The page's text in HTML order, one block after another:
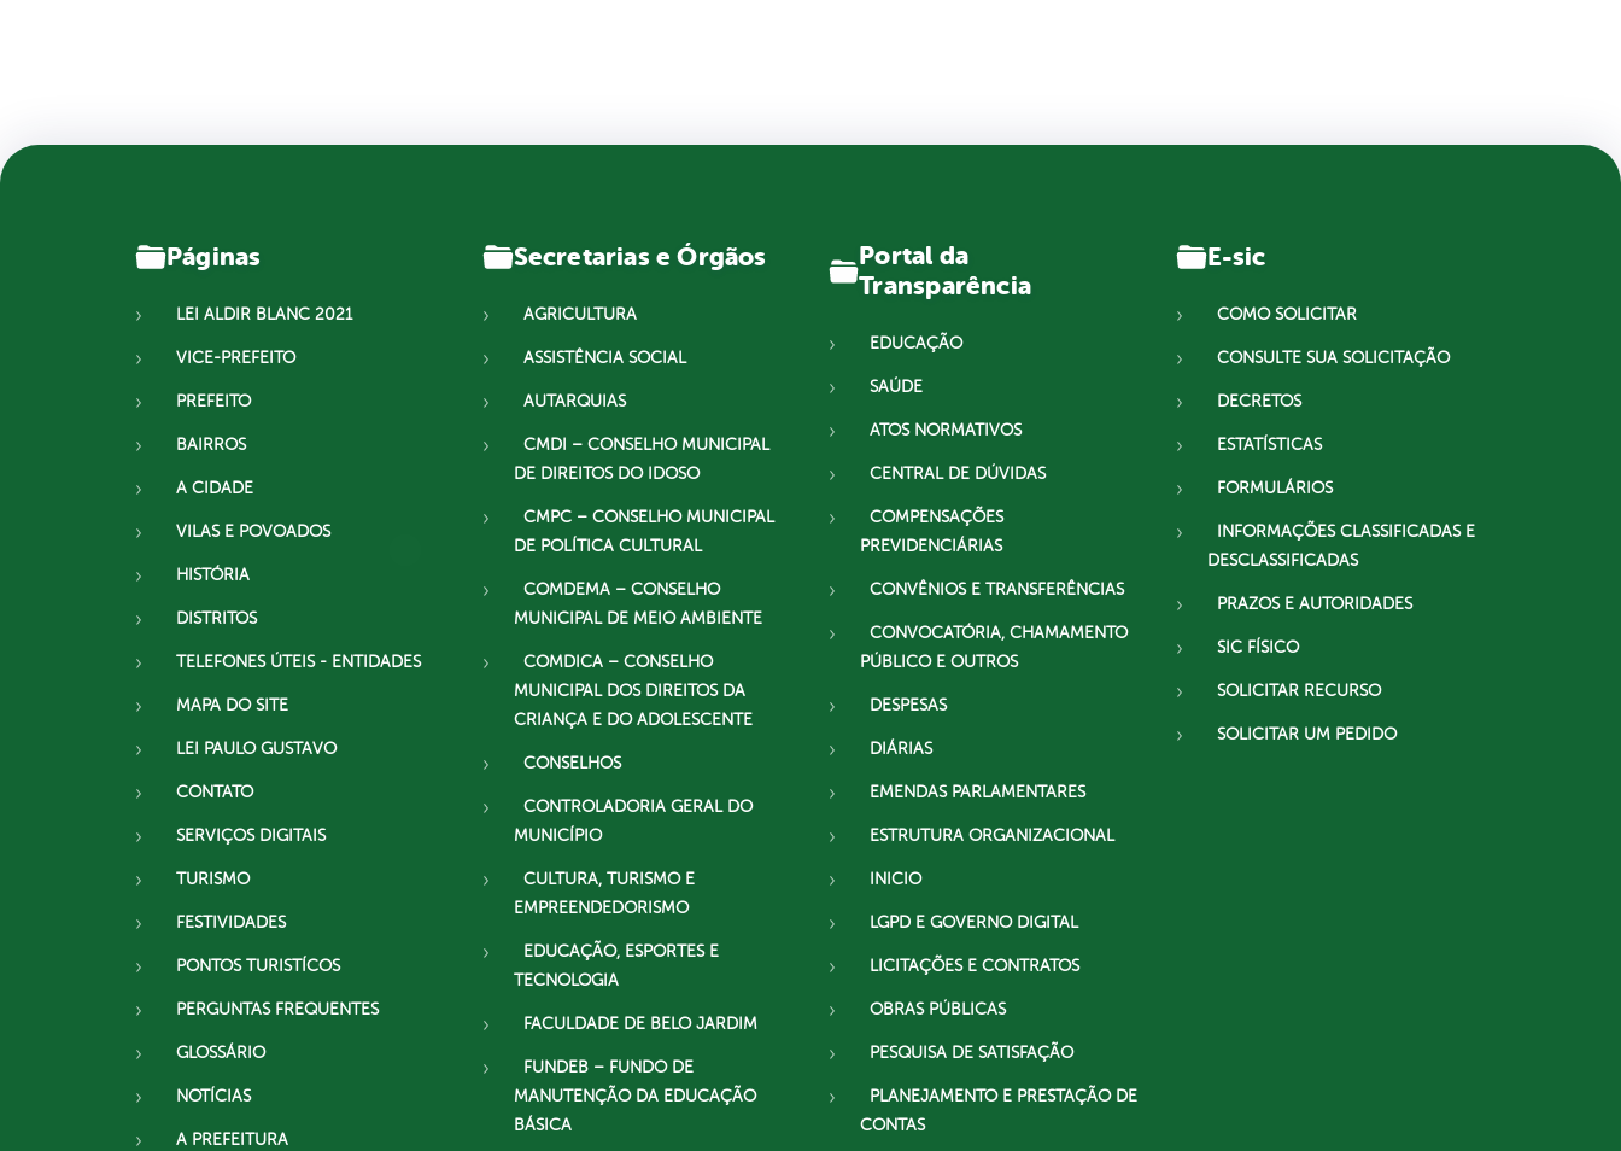
Páginas
LEI ALDIR BLANC 2021
VICE-PREFEITO
PREFEITO
BAIRROS
A CIDADE
VILAS E POVOADOS
HISTÓRIA
DISTRITOS
TELEFONES ÚTEIS - ENTIDADES
MAPA DO SITE
LEI PAULO GUSTAVO
CONTATO
SERVIÇOS DIGITAIS
TURISMO
FESTIVIDADES
PONTOS TURISTÍCOS
PERGUNTAS FREQUENTES
GLOSSÁRIO
NOTÍCIAS
A PREFEITURA
Secretarias e Órgãos
AGRICULTURA
ASSISTÊNCIA SOCIAL
AUTARQUIAS
CMDI – CONSELHO MUNICIPAL
DE DIREITOS DO IDOSO
CMPC – CONSELHO MUNICIPAL
DE POLÍTICA CULTURAL
COMDEMA – CONSELHO
MUNICIPAL DE MEIO AMBIENTE
COMDICA – CONSELHO
MUNICIPAL DOS DIREITOS DA
CRIANÇA E DO ADOLESCENTE
CONSELHOS
CONTROLADORIA GERAL DO
MUNICÍPIO
CULTURA, TURISMO E
EMPREENDEDORISMO
EDUCAÇÃO, ESPORTES E
TECNOLOGIA
FACULDADE DE BELO JARDIM
FUNDEB – FUNDO DE
MANUTENÇÃO DA EDUCAÇÃO
BÁSICA
Portal da
Transparência
EDUCAÇÃO
SAÚDE
ATOS NORMATIVOS
CENTRAL DE DÚVIDAS
COMPENSAÇÕES
PREVIDENCIÁRIAS
CONVÊNIOS E TRANSFERÊNCIAS
CONVOCATÓRIA, CHAMAMENTO
PÚBLICO E OUTROS
DESPESAS
DIÁRIAS
EMENDAS PARLAMENTARES
ESTRUTURA ORGANIZACIONAL
INICIO
LGPD E GOVERNO DIGITAL
LICITAÇÕES E CONTRATOS
OBRAS PÚBLICAS
PESQUISA DE SATISFAÇÃO
PLANEJAMENTO E PRESTAÇÃO DE
CONTAS
E-sic
COMO SOLICITAR
CONSULTE SUA SOLICITAÇÃO
DECRETOS
ESTATÍSTICAS
FORMULÁRIOS
INFORMAÇÕES CLASSIFICADAS E
DESCLASSIFICADAS
PRAZOS E AUTORIDADES
SIC FÍSICO
SOLICITAR RECURSO
SOLICITAR UM PEDIDO